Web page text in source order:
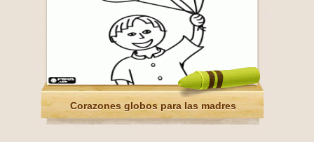
Corazones globos para las madres